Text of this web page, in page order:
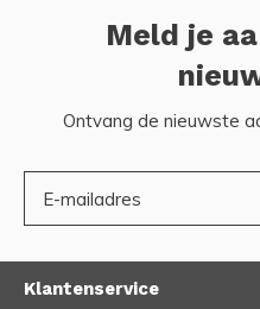
Meld je
Ontvang de nieuwste
Klantenservice